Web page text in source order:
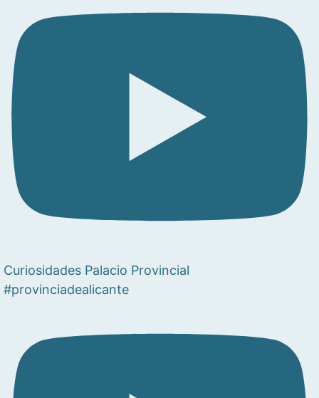
Curiosidades Palacio Provincial
#provinciadealicante